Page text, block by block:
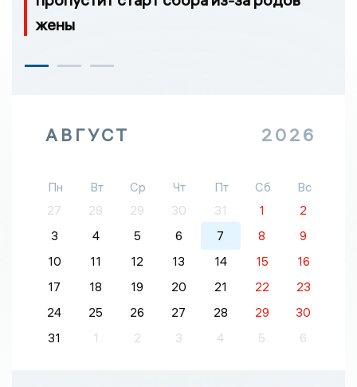
жены
АВГУСТ 2026
Пн Вт Ср Чт Пт Сб
Вс
27
28 29 30 31 1
2
3
4 5 6 7 8
9
10
11 12 13 14 15
16
17
18 19 20 21 22
23
24
25 26 27 28 29
30
31
1 2 3 4 5 6